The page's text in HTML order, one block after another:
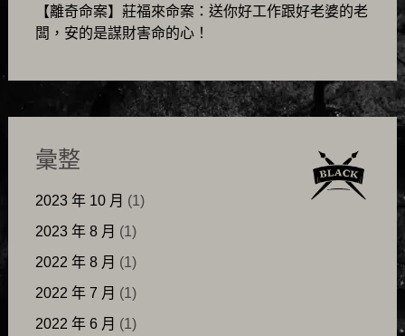
【離奇命案】莊福來命案：送你好工作跟好老婆的老
闆，安的是謀財害命的心！
彙整
2023 年 10 月 (1)
2023 年 8 月 (1)
2022 年 8 月 (1)
2022 年 7 月 (1)
2022 年 6 月 (1)